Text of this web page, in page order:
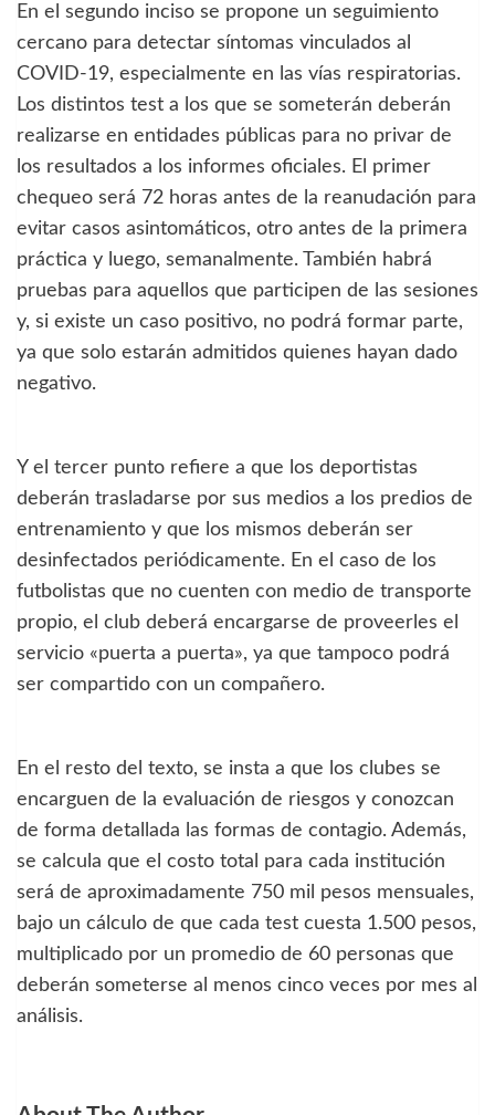
En el segundo inciso se propone un seguimiento
cercano para detectar síntomas vinculados al
COVID-19, especialmente en las vías respiratorias.
Los distintos test a los que se someterán deberán
realizarse en entidades públicas para no privar de
los resultados a los informes oficiales. El primer
chequeo será 72 horas antes de la reanudación para
evitar casos asintomáticos, otro antes de la primera
práctica y luego, semanalmente. También habrá
pruebas para aquellos que participen de las sesiones
y, si existe un caso positivo, no podrá formar parte,
ya que solo estarán admitidos quienes hayan dado
negativo.
Y el tercer punto refiere a que los deportistas
deberán trasladarse por sus medios a los predios de
entrenamiento y que los mismos deberán ser
desinfectados periódicamente. En el caso de los
futbolistas que no cuenten con medio de transporte
propio, el club deberá encargarse de proveerles el
servicio «puerta a puerta», ya que tampoco podrá
ser compartido con un compañero.
En el resto del texto, se insta a que los clubes se
encarguen de la evaluación de riesgos y conozcan
de forma detallada las formas de contagio. Además,
se calcula que el costo total para cada institución
será de aproximadamente 750 mil pesos mensuales,
bajo un cálculo de que cada test cuesta 1.500 pesos,
multiplicado por un promedio de 60 personas que
deberán someterse al menos cinco veces por mes al
análisis.